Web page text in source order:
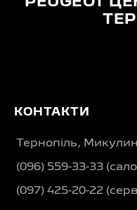
PEUGEOT
КОНТАКТИ
Тернопіль,
(096) 559-33-33
(097) 425-20-22